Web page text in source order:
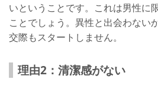
いということです。これは男性に
ことでしょう。異性と出会わない
交際もスタートしません。
理由2：清潔感がない